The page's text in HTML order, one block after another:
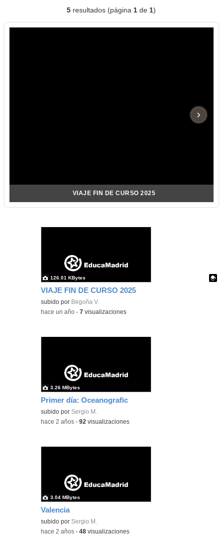
5 resultados (página1 de1)
VIAJE FIN DE CURSO 2025
›
VIAJE FIN DE CURSO 2025
Contenido educativo.
subido por Begoña V.
126.01 KBytes
-hace un año -7 visualizaciones
Primer día: Oceanografic
subido por Sergio M.
3.26 MBytes
-hace 2 años -92 visualizaciones
Valencia
subido por Sergio M.
3.04 MBytes
-hace 2 años -48 visualizaciones